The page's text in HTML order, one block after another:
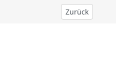
Zurück